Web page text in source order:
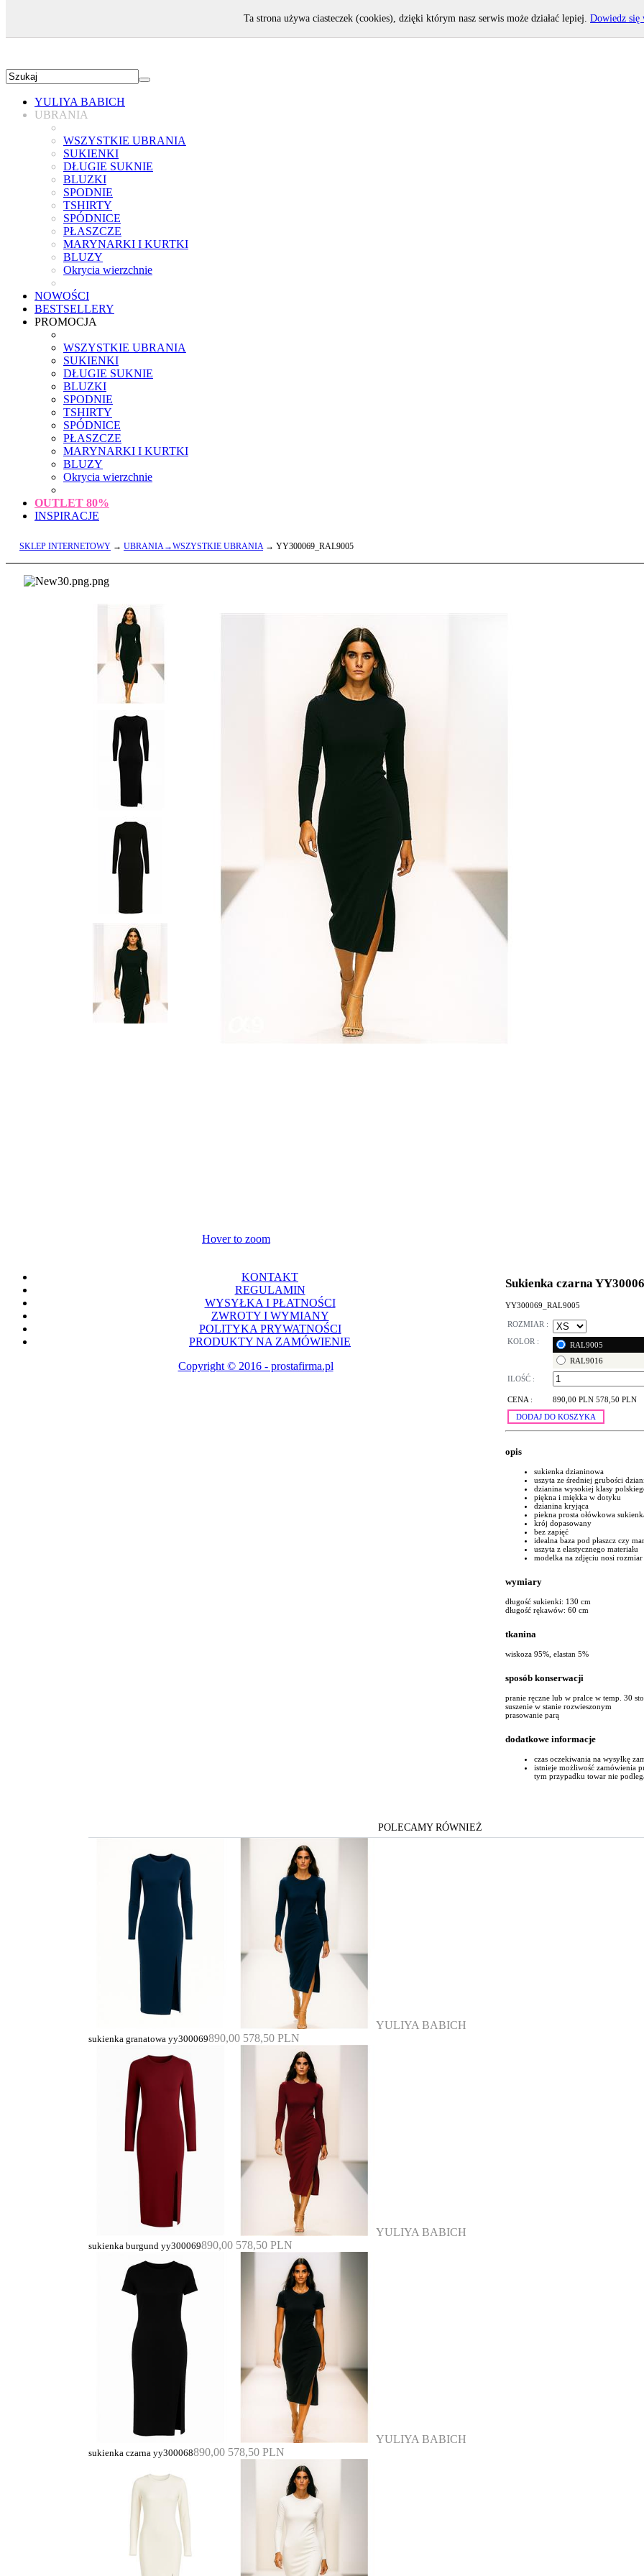
YULIYA BABICH
UBRANIA
WSZYSTKIE UBRANIA
SUKIENKI
DŁUGIE SUKNIE
BLUZKI
SPODNIE
TSHIRTY
SPÓDNICE
PŁASZCZE
MARYNARKI I KURTKI
BLUZY
Okrycia wierzchnie
NOWOŚCI
BESTSELLERY
PROMOCJA
WSZYSTKIE UBRANIA
SUKIENKI
DŁUGIE SUKNIE
BLUZKI
SPODNIE
TSHIRTY
SPÓDNICE
PŁASZCZE
MARYNARKI I KURTKI
BLUZY
Okrycia wierzchnie
OUTLET 80%
INSPIRACJE
SKLEP INTERNETOWY → UBRANIA→WSZYSTKIE UBRANIA→ YY300069_RAL9005
Hover to zoom
Sukienka czarna
YY300069_RAL9005
ROZMIAR :
KOLOR :
RAL9005
RAL9016
ILOŚĆ :
CENA : 890,00 PLN 578,50 PLN
DODAJ DO KOSZYKA
opis
sukienka dzianinowa
uszyta ze średniej grubości
dzianina wysokiej klasy
piękna i miękka w dotyku
dzianina kryjąca
piekna prosta ołówkowa
krój dopasowany
bez zapięć
idealna baza pod płaszcz czy
uszyta z elastycznego materiału
modelka na zdjęciu nosi
wymiary
długość sukienki: 130 cm
długość rękawów: 60 cm
tkanina
wiskoza 95%, elastan 5%
sposób konserwacji
pranie ręczne lub w pralce w temp. 30
suszenie w stanie rozwieszonym
prasowanie parą
dodatkowe informacje
czas oczekiwania na wysyłkę
istnieje możliwość zamówienia
tym przypadku towar nie
POLECAMY RÓWNIEŻ
YULIYA BABICH
sukienka granatowa yy300069890,00 578,50 PLN
YULIYA BABICH
sukienka burgund yy300069890,00 578,50 PLN
YULIYA BABICH
sukienka czarna yy300068890,00 578,50 PLN
KONTAKT
REGULAMIN
WYSYŁKA I PŁATNOŚCI
ZWROTY I WYMIANY
POLITYKA PRYWATNOŚCI
PRODUKTY NA ZAMÓWIENIE
Copyright © 2016 - prostafirma.pl
Ta strona używa ciasteczek (cookies), dzięki którym nasz serwis może działać lepiej. Dowiedz się